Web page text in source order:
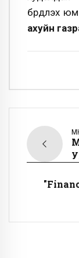
бүрдүүлэх юм
ахуйн